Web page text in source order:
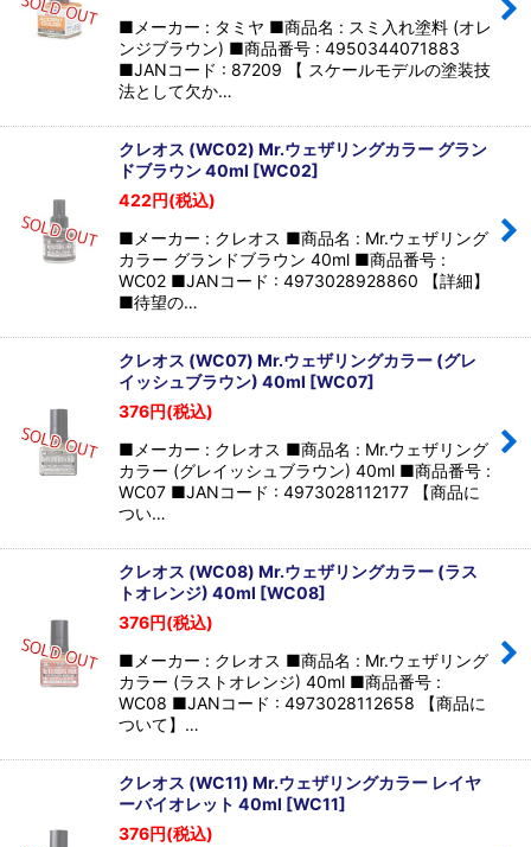
■メーカー : タミヤ ■商品名 : スミ入れ塗料 (オレ
ンジブラウン) ■商品番号 : 4950344071883
■JANコード : 87209 【 スケールモデルの塗装技
法として欠か…
クレオス (WC02) Mr.ウェザリングカラー グラン
ドブラウン 40ml [WC02]
422円(税込)
■メーカー : クレオス ■商品名 : Mr.ウェザリング
カラー グランドブラウン 40ml ■商品番号 :
WC02 ■JANコード : 4973028928860 【詳細】
■待望の…
クレオス (WC07) Mr.ウェザリングカラー (グレ
イッシュブラウン) 40ml [WC07]
376円(税込)
■メーカー : クレオス ■商品名 : Mr.ウェザリング
カラー (グレイッシュブラウン) 40ml ■商品番号 :
WC07 ■JANコード : 4973028112177 【商品に
つい…
クレオス (WC08) Mr.ウェザリングカラー (ラス
トオレンジ) 40ml [WC08]
376円(税込)
■メーカー : クレオス ■商品名 : Mr.ウェザリング
カラー (ラストオレンジ) 40ml ■商品番号 :
WC08 ■JANコード : 4973028112658 【商品に
ついて】…
クレオス (WC11) Mr.ウェザリングカラー レイヤ
ーバイオレット 40ml [WC11]
376円(税込)